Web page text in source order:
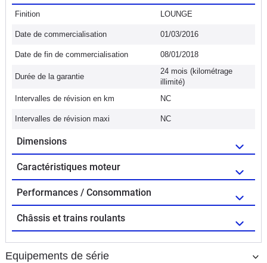
Finition LOUNGE
Date de commercialisation 01/03/2016
Date de fin de commercialisation 08/01/2018
Durée de la garantie
24 mois (kilométrage
illimité)
Intervalles de révision en km
NC
Intervalles de révision maxi NC
Dimensions
Caractéristiques moteur
Performances / Consommation
Châssis et trains roulants
Equipements de série